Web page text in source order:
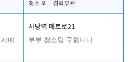
청소 외
경력무관
매
사당역 메트로21
부부 청소팀 구합니다